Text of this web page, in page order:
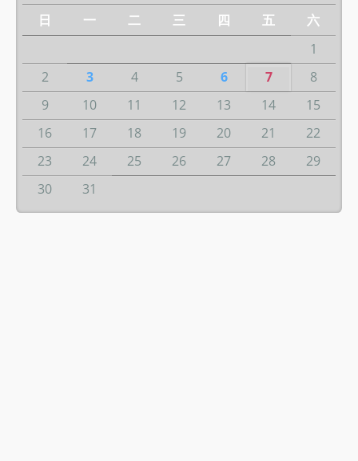
日
一 二 三 四 五
六
1
2
3 4 5 6 7
8
9
10 11 12 13 14
15
16
17 18 19 20 21
22
23
24 25 26 27 28
29
30
31